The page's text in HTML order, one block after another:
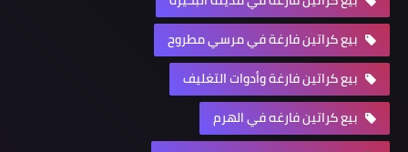
بيع كراتين فارغة في مرسي مطروح
بيع كراتين فارغة وأدوات التغليف
بيع كراتين فارغه في الهرم